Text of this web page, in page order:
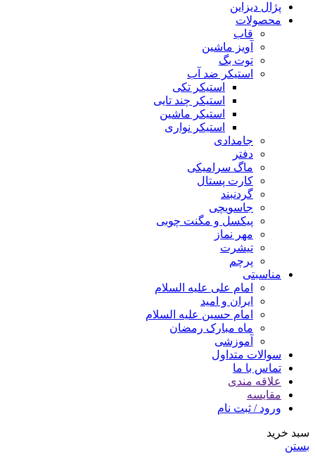
پژال دیزاین
محصولات
قاب
آویز ماشین
توت بگ
استیکر ضد آب
استیکر تکی
استیکر چند تایی
استیکر ماشین
استیکر نواری
جامدادی
دفتر
ماگ سرامیکی
کارت پستال
گردنبند
جاسویچی
پیکسل و مگنت چوبی
مهر نماز
تیشرت
پرچم
مناسبتی
امام علی علیه السلام
ایران و امید
امام حسین علیه السلام
ماه مبارک رمضان
آموزشی
سوالات متداول
تماس با ما
علاقه مندی
مقایسه
ورود / ثبت نام
سبد خرید
بستن